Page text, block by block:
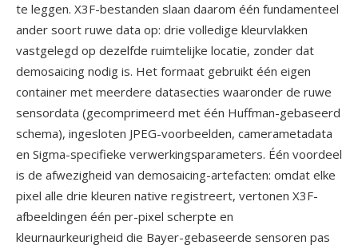
te leggen. X3F-bestanden slaan daarom één fundamenteel
ander soort ruwe data op: drie volledige kleurvlakken
vastgelegd op dezelfde ruimtelijke locatie, zonder dat
demosaicing nodig is. Het formaat gebruikt één eigen
container met meerdere datasecties waaronder de ruwe
sensordata (gecomprimeerd met één Huffman-gebaseerd
schema), ingesloten JPEG-voorbeelden, camerametadata
en Sigma-specifieke verwerkingsparameters. Één voordeel
is de afwezigheid van demosaicing-artefacten: omdat elke
pixel alle drie kleuren native registreert, vertonen X3F-
afbeeldingen één per-pixel scherpte en
kleurnaurkeurigheid die Bayer-gebaseerde sensoren pas